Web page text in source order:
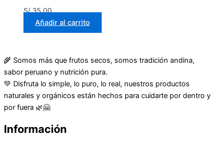
S/35.00
Añadir al carrito
🌾 Somos más que frutos secos, somos tradición andina,
sabor peruano y nutrición pura.
💚 Disfruta lo simple, lo puro, lo real, nuestros productos
naturales y orgánicos están hechos para cuidarte por dentro y
por fuera 🌿🤗
Información